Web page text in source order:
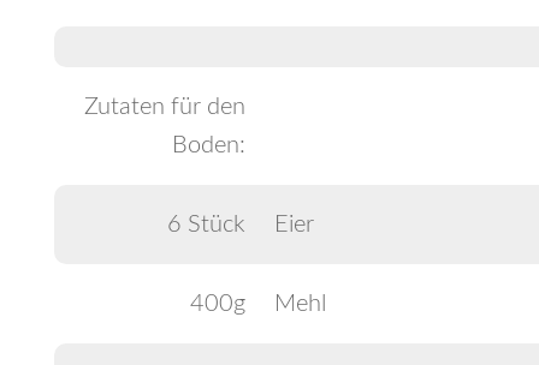
Zutaten für den
Boden:
6 Stück Eier
400g Mehl